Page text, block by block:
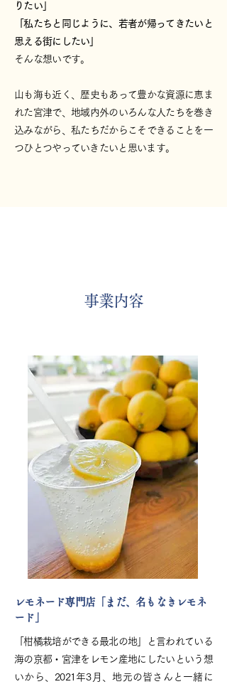
りたい」
「私たちと同じように、若者が帰ってきたいと
思える街にしたい」
そんな想いです。
山も海も近く、歴史もあって豊かな資源に恵ま
れた宮津で、地域内外のいろんな人たちを巻き
込みながら、私たちだからこそできることを一
つひとつやっていきたいと思います。
事業内容
レモネード専門店「まだ、名もなきレモネ
ード」
「柑橘栽培ができる最北の地」と言われている
海の京都・宮津をレモン産地にしたいという想
いから、2021年3月、地元の皆さんと一緒に